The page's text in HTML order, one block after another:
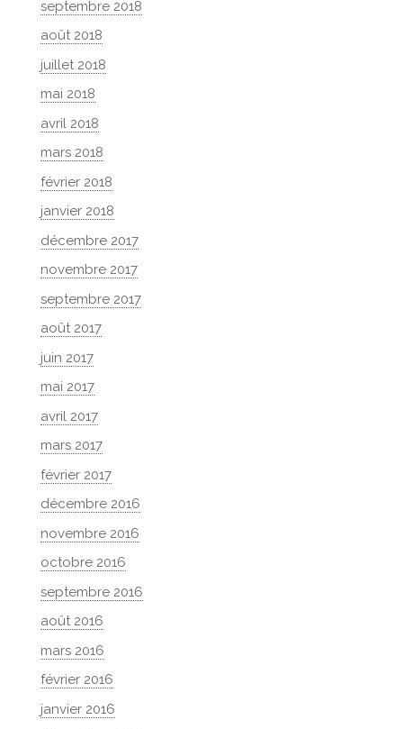
septembre 2018
août 2018
juillet 2018
mai 2018
avril 2018
mars 2018
février 2018
janvier 2018
décembre 2017
novembre 2017
septembre 2017
août 2017
juin 2017
mai 2017
avril 2017
mars 2017
février 2017
décembre 2016
novembre 2016
octobre 2016
septembre 2016
août 2016
mars 2016
février 2016
janvier 2016